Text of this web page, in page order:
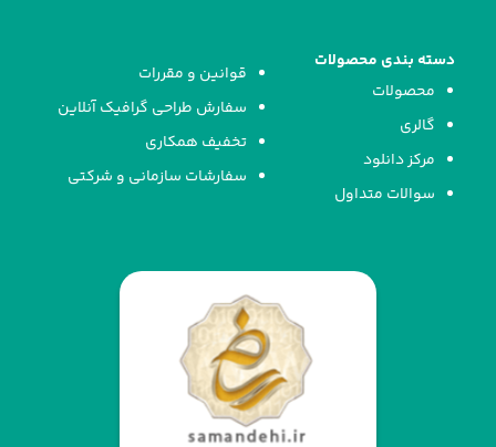
دسته بندی محصولات
محصولات
گالری
مرکز دانلود
سوالات متداول
قوانین و مقررات
سفارش طراحی گرافیک آنلاین
تخفیف همکاری
سفارشات سازمانی و شرکتی